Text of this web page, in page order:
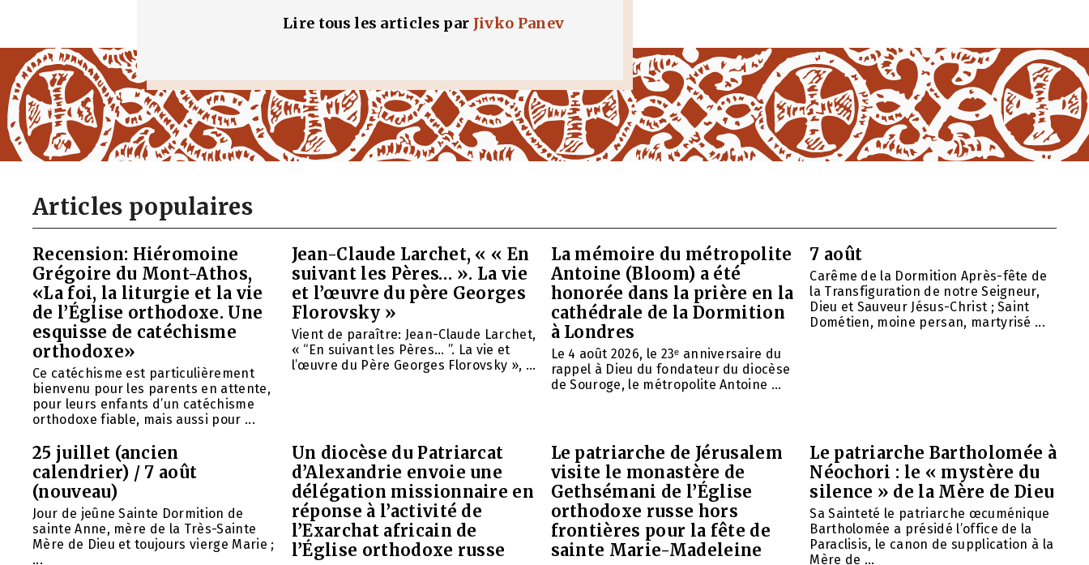
Lire tous les articles par Jivko Panev
Articles populaires
Recension: Hiéromoine
Grégoire du Mont-Athos,
«La foi, la liturgie et la vie
de l’Église orthodoxe. Une
esquisse de catéchisme
orthodoxe»
Ce catéchisme est particulièrement
bienvenu pour les parents en attente,
pour leurs enfants d’un catéchisme
orthodoxe fiable, mais aussi pour ...
Jean-Claude Larchet, « « En
suivant les Pères… ». La vie
et l’œuvre du père Georges
Florovsky »
Vient de paraître: Jean-Claude Larchet,
« “En suivant les Pères… ”. La vie et
l’œuvre du Père Georges Florovsky », ...
La mémoire du métropolite
Antoine (Bloom) a été
honorée dans la prière en la
cathédrale de la Dormition
à Londres
Le 4 août 2026, le 23ᵉ anniversaire du
rappel à Dieu du fondateur du diocèse
de Souroge, le métropolite Antoine ...
7 août
Carême de la Dormition Après-fête de
la Transfiguration de notre Seigneur,
Dieu et Sauveur Jésus-Christ ; Saint
Dométien, moine persan, martyrisé ...
25 juillet (ancien
calendrier) / 7 août
(nouveau)
Jour de jeûne Sainte Dormition de
sainte Anne, mère de la Très-Sainte
Mère de Dieu et toujours vierge Marie ;
...
Un diocèse du Patriarcat
d’Alexandrie envoie une
délégation missionnaire en
réponse à l’activité de
l’Exarchat africain de
l’Église orthodoxe russe
Le patriarche de Jérusalem
visite le monastère de
Gethsémani de l’Église
orthodoxe russe hors
frontières pour la fête de
sainte Marie-Madeleine
Le patriarche Bartholomée à
Néochori : le « mystère du
silence » de la Mère de Dieu
Sa Sainteté le patriarche œcuménique
Bartholomée a présidé l’office de la
Paraclisis, le canon de supplication à la
Mère de ...